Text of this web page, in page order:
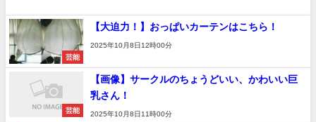
芸能
【大迫力！】おっぱいカーテンはこちら！
2025年10月8日12時00分
芸能
【画像】サークルのちょうどいい、かわいい巨
乳さん！
2025年10月8日11時00分